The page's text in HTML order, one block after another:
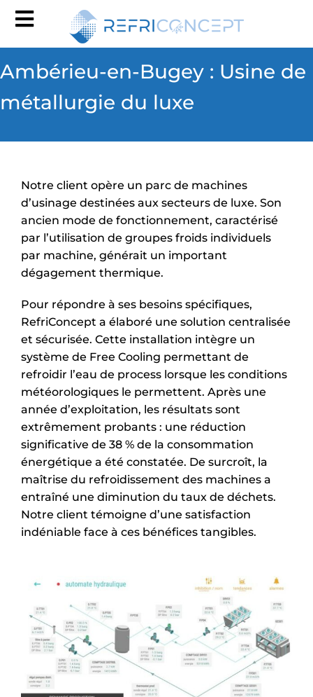
Skip
Toggle
Navigation
NOTRE ENTREPRISE
NOS SERVICES
NOS INSTALLATIONS
BLOG
CONTACT
Ambérieu-en-Bugey : Usine de
métallurgie du luxe
Notre client opère un parc de machines
d’usinage destinées aux secteurs de luxe. Son
ancien mode de fonctionnement, caractérisé
par l’utilisation de groupes froids individuels
par machine, générait un important
dégagement thermique.
Pour répondre à ses besoins spécifiques,
RefriConcept a élaboré une solution centralisée
et sécurisée. Cette installation intègre un
système de Free Cooling permettant de
refroidir l’eau de process lorsque les conditions
météorologiques le permettent. Après une
année d’exploitation, les résultats sont
extrêmement probants : une réduction
significative de 38 % de la consommation
énergétique a été constatée. De surcroît, la
maîtrise du refroidissement des machines a
entraîné une diminution du taux de déchets.
Notre client témoigne d’une satisfaction
indéniable face à ces bénéfices tangibles.